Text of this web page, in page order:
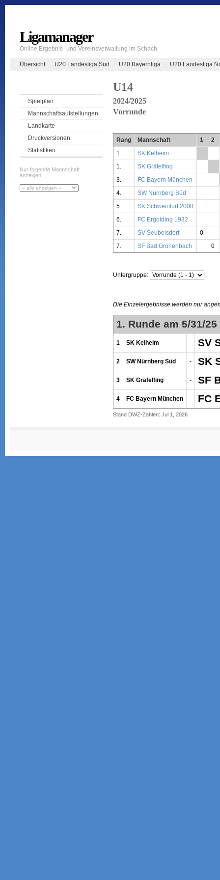
Ligamanager
Online Ergebnis- und Vereinsverwaltung im Schach
Übersicht U20 Landesliga Süd U20 Bayernliga U20 Landesliga
Spielplan
Mannschaftsaufstellungen
Landkarte
Druckversionen
Statistiken
Nur folgende Mannschaft
anzeigen:
U14
2024/2025
Vorrunde
Rang Mannschaft 1
2
1.
SK Kelheim
1.
SK Gräfelfing
3.
FC Bayern München
4.
SW Nürnberg Süd
5.
SK Schweinfurt 2000
6.
FC Ergolding 1932
7.
SV Seubelsdorf
0
7.
SF Bad Grönenbach 0
Untergruppe:
Die Einzelergebnisse werden nur
1. Runde am 5/31/25
1 SK Kelheim - SV
2 SW Nürnberg Süd - SK
3 SK Gräfelfing - SF
4 FC Bayern München - FC
Stand DWZ-Zahlen: Jul 1, 2026